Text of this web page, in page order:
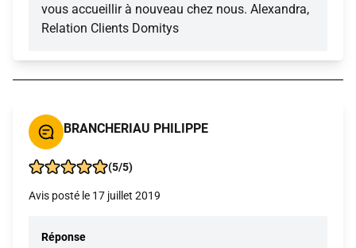
vous accueillir à nouveau chez nous. Alexandra,
Relation Clients Domitys
BRANCHERIAU PHILIPPE
(5/5)
Avis posté le 17 juillet 2019
Réponse